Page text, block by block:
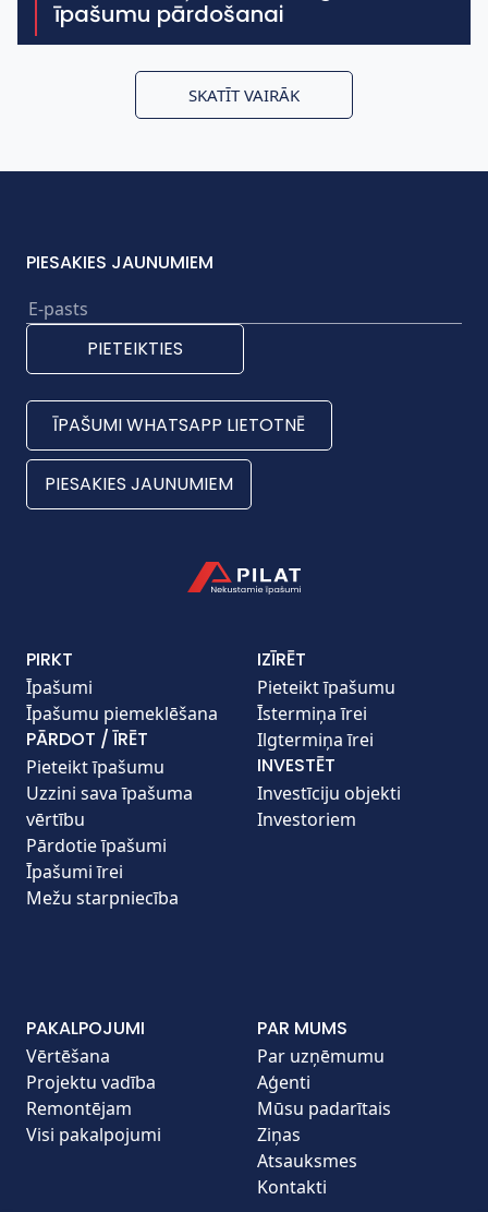
īpašumu pārdošanai
SKATĪT VAIRĀK
PIRKT
Īpašumi
Īpašumu piemeklēšana
PĀRDOT / ĪRĒT
Pieteikt īpašumu
Uzzini sava īpašuma
vērtību
Pārdotie īpašumi
Īpašumi īrei
Mežu starpniecība
IZĪRĒT
Pieteikt īpašumu
Īstermiņa īrei
Ilgtermiņa īrei
INVESTĒT
Investīciju objekti
Investoriem
PAKALPOJUMI
Vērtēšana
Projektu vadība
Remontējam
Visi pakalpojumi
PAR MUMS
Par uzņēmumu
Aģenti
Mūsu padarītais
Ziņas
Atsauksmes
Kontakti
PIESAKIES JAUNUMIEM
PIETEIKTIES
ĪPAŠUMI WHATSAPP LIETOTNĒ
PIESAKIES JAUNUMIEM